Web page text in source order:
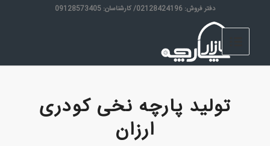
دفتر فروش: 02128424196/ کارشناسان: 09128573405
تولید پارچه نخی کودری
ارزان